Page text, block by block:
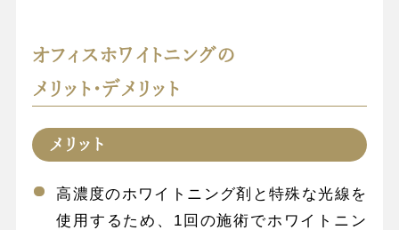
オフィスホワイトニングの
メリット・デメリット
メリット
高濃度のホワイトニング剤と特殊な光線を
使用するため、1回の施術でホワイトニン